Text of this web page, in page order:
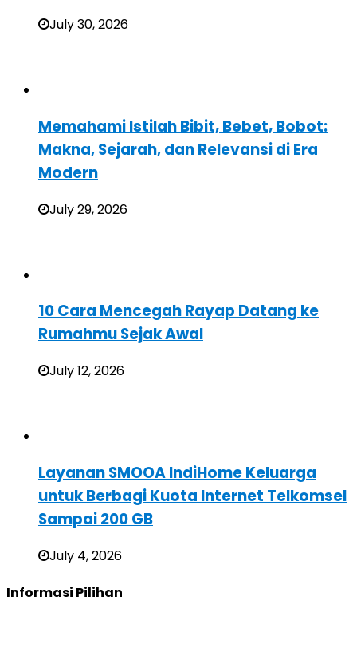
July 30, 2026
Memahami Istilah Bibit, Bebet, Bobot:
Makna, Sejarah, dan Relevansi di Era
Modern
July 29, 2026
10 Cara Mencegah Rayap Datang ke
Rumahmu Sejak Awal
July 12, 2026
Layanan SMOOA IndiHome Keluarga
untuk Berbagi Kuota Internet Telkomsel
Sampai 200 GB
July 4, 2026
Informasi Pilihan